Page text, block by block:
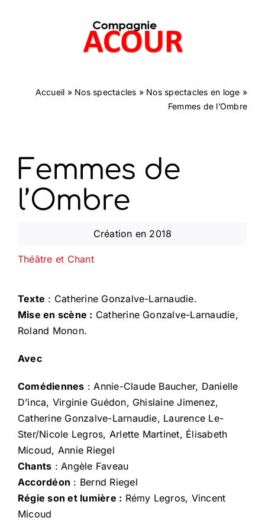
Accueil » Nos spectacles » Nos spectacles en loge »
Femmes de l’Ombre
Femmes de
l’Ombre
Création en 2018
Théâtre et Chant
Texte : Catherine Gonzalve-Larnaudie.
Mise en scène : Catherine Gonzalve-Larnaudie,
Roland Monon.
Avec
Comédiennes : Annie-Claude Baucher, Danielle
D’inca, Virginie Guédon, Ghislaine Jimenez,
Catherine Gonzalve-Larnaudie, Laurence Le-
Ster/Nicole Legros, Arlette Martinet, Élisabeth
Micoud, Annie Riegel
Chants : Angèle Faveau
Accordéon : Bernd Riegel
Régie son et lumière : Rémy Legros, Vincent
Micoud